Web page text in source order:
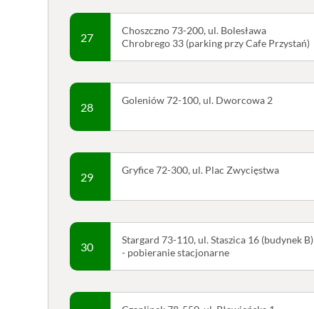
27
Choszczno 73-200, ul. Bolesława
Chrobrego 33 (parking przy Cafe Przystań)
28 Goleniów 72-100, ul. Dworcowa 2
29 Gryfice 72-300, ul. Plac Zwycięstwa
30
Stargard 73-110, ul. Staszica 16 (budynek B)
- pobieranie stacjonarne